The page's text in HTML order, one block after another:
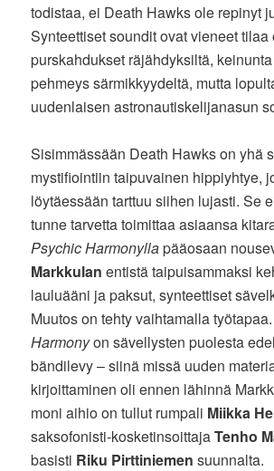
todistaa, ei Death Hawks ole repinyt
Synteettiset soundit ovat vieneet tilaa
purskahdukset räjähdyksiltä,
pehmeys särmikkyydeltä, mutta
uudenlaisen astronautiskelijanasun
Sisimmässään Death Hawks on yhä
mystifiointiin taipuvainen hippiyhtye,
löytäessään tarttuu siihen lujasti. Se
tunne tarvetta toimittaa asiaansa
Psychic Harmonyllapääosaan
Markkulan entistä taipuisammaksi
lauluääni ja paksut, synteettiset
Muutos on tehty vaihtamalla työtapaa.
Harmonyon sävellysten puolesta
bändilevy – siinä missä uuden
kirjoittaminen oli ennen lähinnä
moni aihio on tullut rumpali Miikka
saksofonisti-kosketinsoittajaTenho
basisti Riku Pirttiniemen suunnalta.